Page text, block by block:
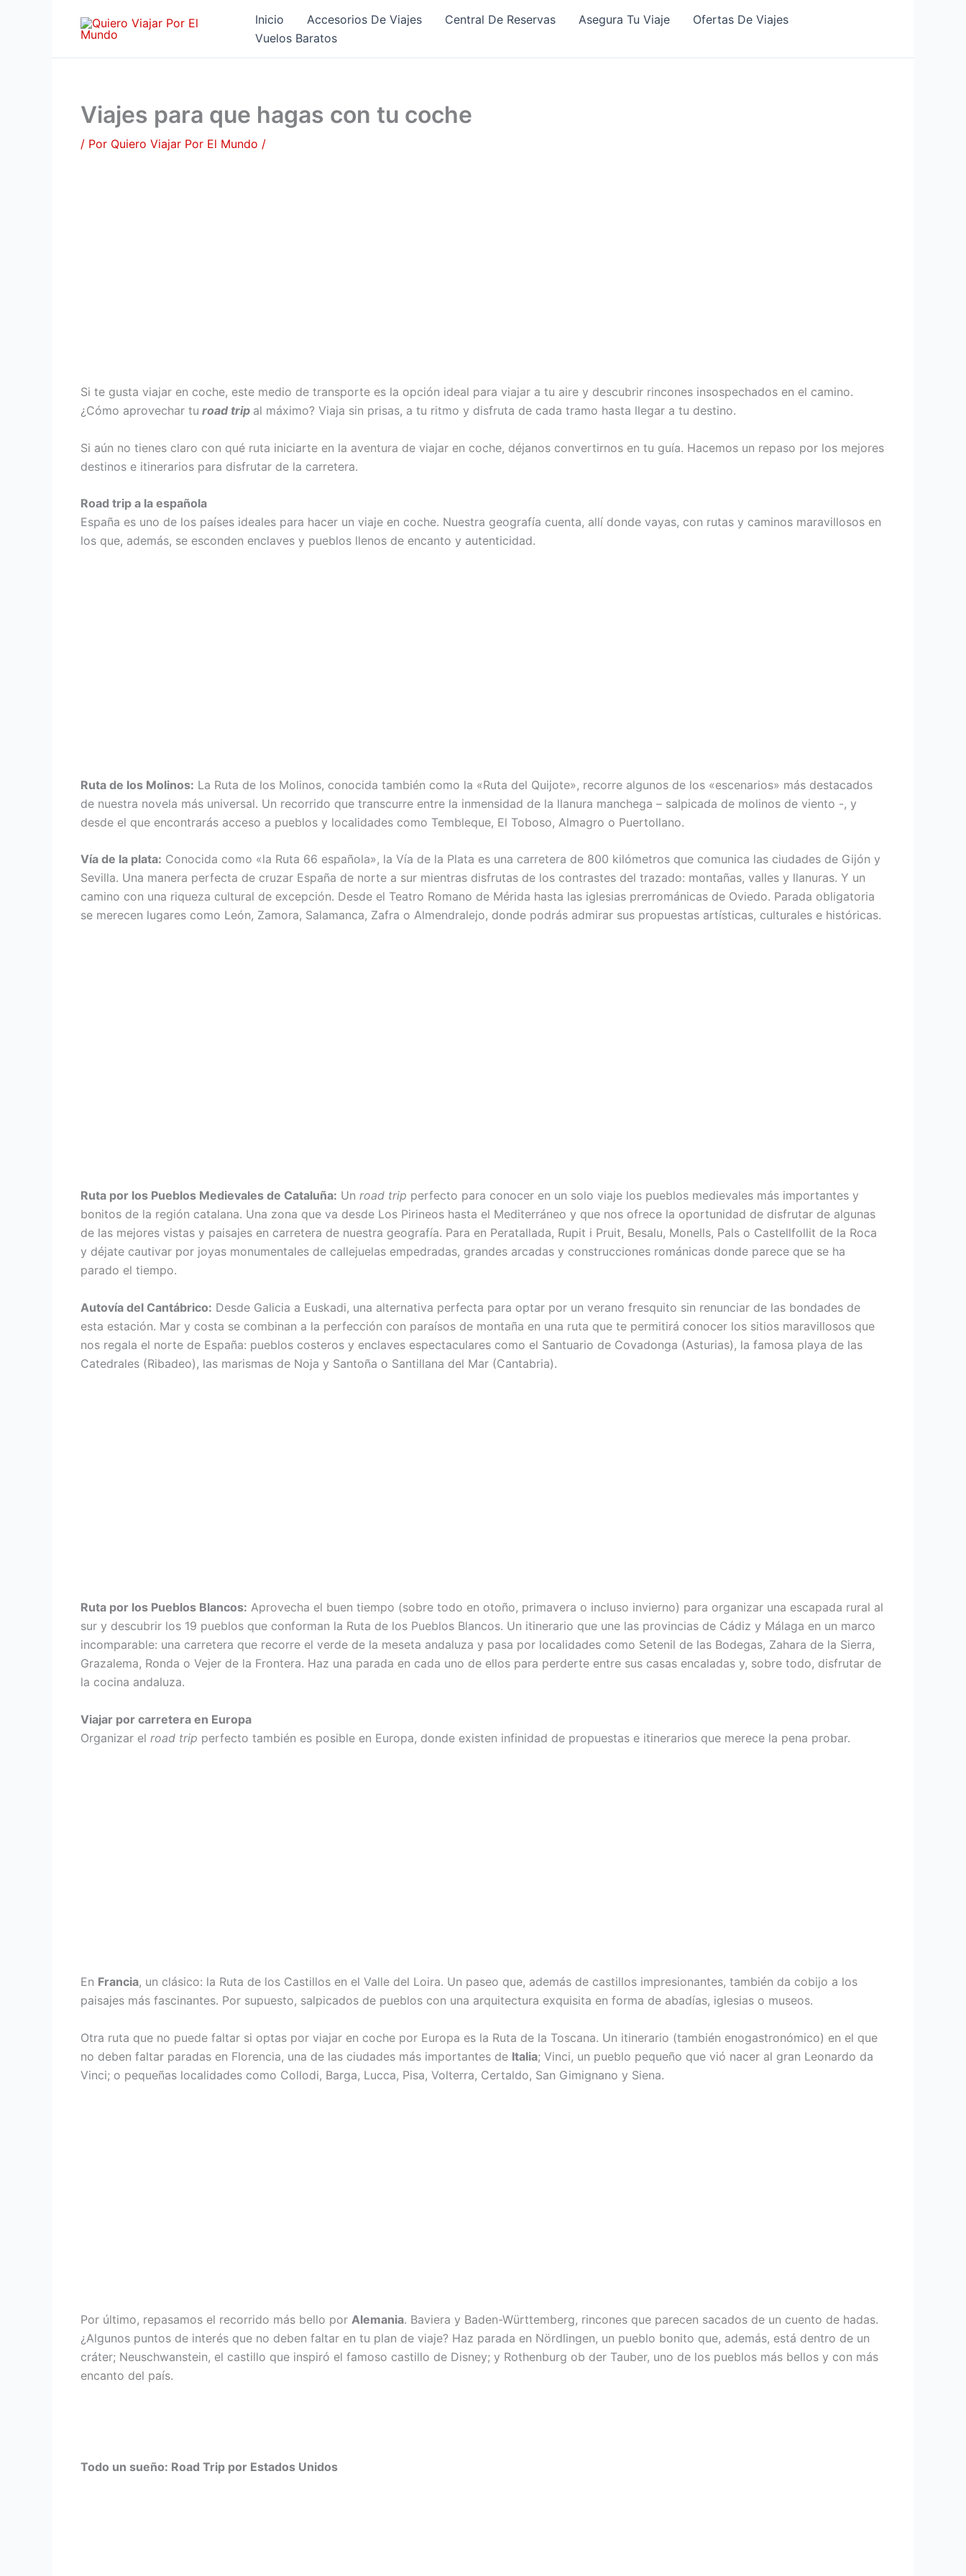
Inicio Accesorios De Viajes Central De Reservas Asegura Tu Viaje
Ofertas De Viajes
Vuelos Baratos
Viajes para que hagas con tu coche
/ Por Quiero Viajar Por El Mundo /
Si te gusta viajar en coche, este medio de transporte es la opción ideal para viajar a tu aire y descubrir rincones insospechados en el camino.
¿Cómo aprovechar tu road trip al máximo? Viaja sin prisas, a tu ritmo y disfruta de cada tramo hasta llegar a tu destino.
Si aún no tienes claro con qué ruta iniciarte en la aventura de viajar en coche, déjanos convertirnos en tu guía. Hacemos un repaso por los mejores
destinos e itinerarios para disfrutar de la carretera.
Road trip a la española
España es uno de los países ideales para hacer un viaje en coche. Nuestra geografía cuenta, allí donde vayas, con rutas y caminos maravillosos en
los que, además, se esconden enclaves y pueblos llenos de encanto y autenticidad.
Ruta de los Molinos: La Ruta de los Molinos, conocida también como la «Ruta del Quijote», recorre algunos de los «escenarios» más destacados
de nuestra novela más universal. Un recorrido que transcurre entre la inmensidad de la llanura manchega – salpicada de molinos de viento -, y
desde el que encontrarás acceso a pueblos y localidades como Tembleque, El Toboso, Almagro o Puertollano.
Vía de la plata: Conocida como «la Ruta 66 española», la Vía de la Plata es una carretera de 800 kilómetros que comunica las ciudades de Gijón y
Sevilla. Una manera perfecta de cruzar España de norte a sur mientras disfrutas de los contrastes del trazado: montañas, valles y llanuras. Y un
camino con una riqueza cultural de excepción. Desde el Teatro Romano de Mérida hasta las iglesias prerrománicas de Oviedo. Parada obligatoria
se merecen lugares como León, Zamora, Salamanca, Zafra o Almendralejo, donde podrás admirar sus propuestas artísticas, culturales e históricas.
Ruta por los Pueblos Medievales de Cataluña: Un road trip perfecto para conocer en un solo viaje los pueblos medievales más importantes y
bonitos de la región catalana. Una zona que va desde Los Pirineos hasta el Mediterráneo y que nos ofrece la oportunidad de disfrutar de algunas
de las mejores vistas y paisajes en carretera de nuestra geografía. Para en Peratallada, Rupit i Pruit, Besalu, Monells, Pals o Castellfollit de la Roca
y déjate cautivar por joyas monumentales de callejuelas empedradas, grandes arcadas y construcciones románicas donde parece que se ha
parado el tiempo.
Autovía del Cantábrico: Desde Galicia a Euskadi, una alternativa perfecta para optar por un verano fresquito sin renunciar de las bondades de
esta estación. Mar y costa se combinan a la perfección con paraísos de montaña en una ruta que te permitirá conocer los sitios maravillosos que
nos regala el norte de España: pueblos costeros y enclaves espectaculares como el Santuario de Covadonga (Asturias), la famosa playa de las
Catedrales (Ribadeo), las marismas de Noja y Santoña o Santillana del Mar (Cantabria).
Ruta por los Pueblos Blancos: Aprovecha el buen tiempo (sobre todo en otoño, primavera o incluso invierno) para organizar una escapada rural al
sur y descubrir los 19 pueblos que conforman la Ruta de los Pueblos Blancos. Un itinerario que une las provincias de Cádiz y Málaga en un marco
incomparable: una carretera que recorre el verde de la meseta andaluza y pasa por localidades como Setenil de las Bodegas, Zahara de la Sierra,
Grazalema, Ronda o Vejer de la Frontera. Haz una parada en cada uno de ellos para perderte entre sus casas encaladas y, sobre todo, disfrutar de
la cocina andaluza.
Viajar por carretera en Europa
Organizar el road trip perfecto también es posible en Europa, donde existen infinidad de propuestas e itinerarios que merece la pena probar.
En Francia, un clásico: la Ruta de los Castillos en el Valle del Loira. Un paseo que, además de castillos impresionantes, también da cobijo a los
paisajes más fascinantes. Por supuesto, salpicados de pueblos con una arquitectura exquisita en forma de abadías, iglesias o museos.
Otra ruta que no puede faltar si optas por viajar en coche por Europa es la Ruta de la Toscana. Un itinerario (también enogastronómico) en el que
no deben faltar paradas en Florencia, una de las ciudades más importantes de Italia; Vinci, un pueblo pequeño que vió nacer al gran Leonardo da
Vinci; o pequeñas localidades como Collodi, Barga, Lucca, Pisa, Volterra, Certaldo, San Gimignano y Siena.
Por último, repasamos el recorrido más bello por Alemania. Baviera y Baden-Württemberg, rincones que parecen sacados de un cuento de hadas.
¿Algunos puntos de interés que no deben faltar en tu plan de viaje? Haz parada en Nördlingen, un pueblo bonito que, además, está dentro de un
cráter; Neuschwanstein, el castillo que inspiró el famoso castillo de Disney; y Rothenburg ob der Tauber, uno de los pueblos más bellos y con más
encanto del país.
Todo un sueño: Road Trip por Estados Unidos